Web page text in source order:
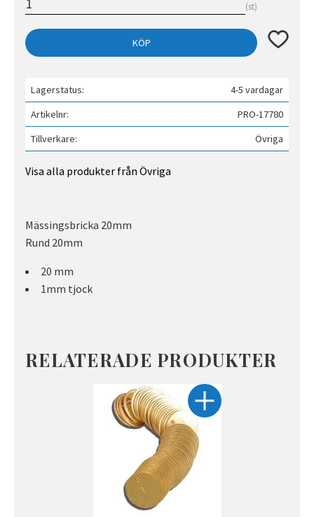
st
KÖP Lägg till
Lagerstatus
4-5 vardagar
Artikelnr
PRO-17780
Tillverkare
Övriga
Visa alla produkter från Övriga
Mässingsbricka 20mm
Rund 20mm
20 mm
1mm tjock
RELATERADE PRODUKTER